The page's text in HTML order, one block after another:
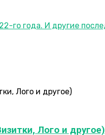
Лого и другое)